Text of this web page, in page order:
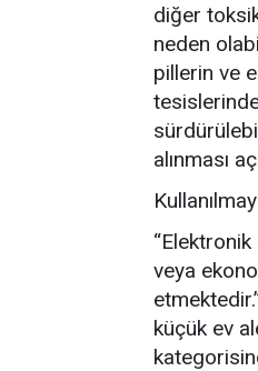
diğer
neden
pillerin ve
alınması
“Elektronik
veya
küçük ev